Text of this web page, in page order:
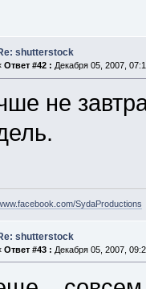
shutterstock
Ответ #42 : Декабря 05, 2007,
не
SydaProductions
shutterstock
Ответ #43 : Декабря 05, 2007,